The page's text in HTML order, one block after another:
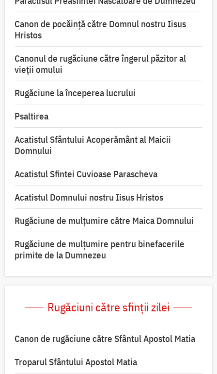
Canon de pocăință către Domnul nostru Iisus
Hristos
Canonul de rugăciune către îngerul păzitor al
vieții omului
Rugăciune la începerea lucrului
Psaltirea
Acatistul Sfântului Acoperământ al Maicii
Domnului
Acatistul Sfintei Cuvioase Parascheva
Acatistul Domnului nostru Iisus Hristos
Rugăciune de mulţumire către Maica Domnului
Rugăciune de mulțumire pentru binefacerile
primite de la Dumnezeu
Rugăciuni către sfinții zilei
Canon de rugăciune către Sfântul Apostol Matia
Troparul Sfântului Apostol Matia